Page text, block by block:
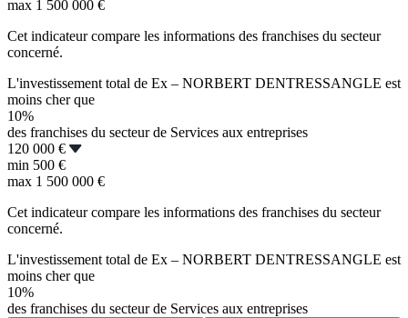
max 1 500 000 €
Cet indicateur compare les informations des franchises du secteur
concerné.
L'investissement total de Ex – NORBERT DENTRESSANGLE est
moins cher que
10%
des franchises du secteur de Services aux entreprises
120 000 €
min 500 €
max 1 500 000 €
Cet indicateur compare les informations des franchises du secteur
concerné.
L'investissement total de Ex – NORBERT DENTRESSANGLE est
moins cher que
10%
des franchises du secteur de Services aux entreprises